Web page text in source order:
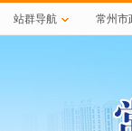
站群导航 常州市